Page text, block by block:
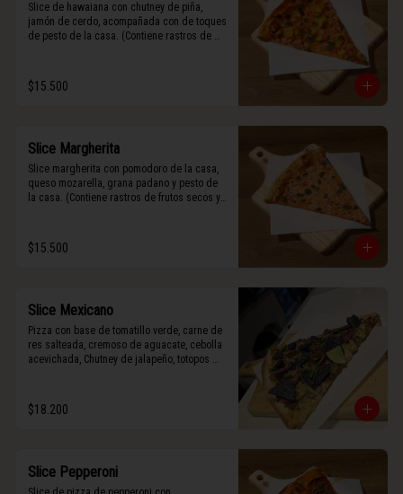
Slice de hawaiana con chutney de piña,
jamón de cerdo, acompañada con de toques
de pesto de la casa. (Contiene rastros de
$15.500
Slice Margherita
Slice margherita con pomodoro de la casa,
queso mozarella, grana padano y pesto de
la casa. (Contiene rastros de frutos secos y
$15.500
Slice Mexicano
Pizza con base de tomatillo verde, carne de
res salteada, cremoso de aguacate, cebolla
acevichada, Chutney de jalapeño, totopos
$18.200
Slice Pepperoni